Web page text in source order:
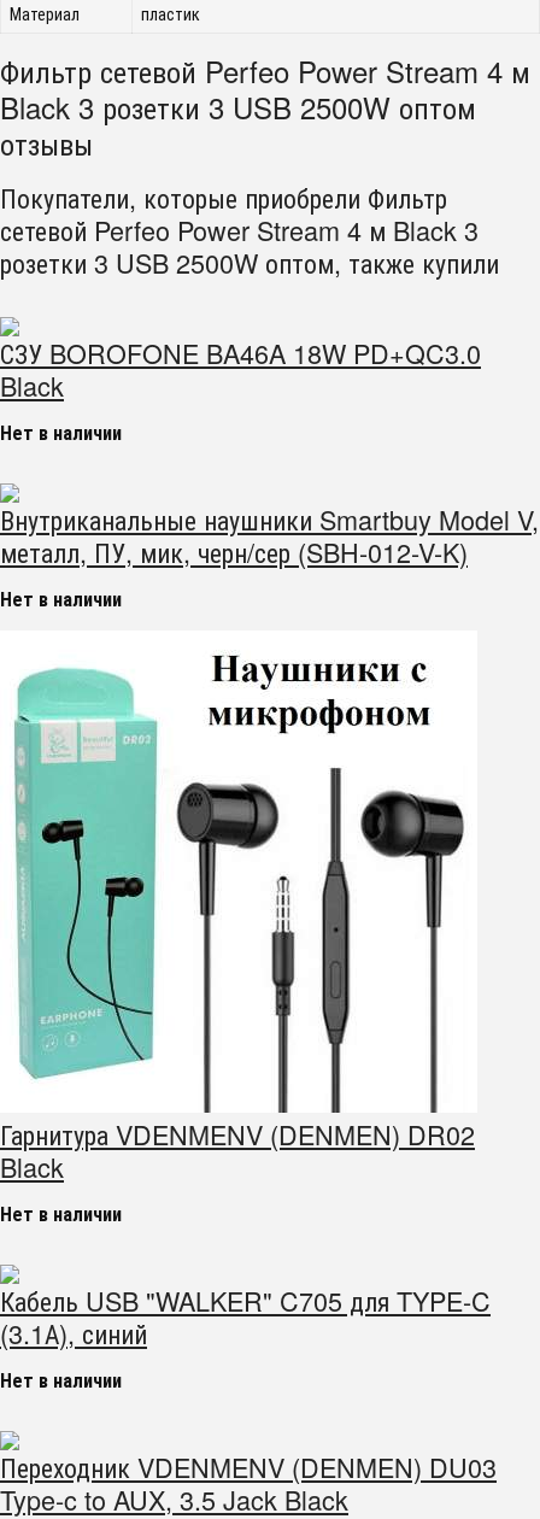
Материал пластик
Фильтр сетевой Perfeo Power Stream 4 м
Black 3 розетки 3 USB 2500W оптом
отзывы
Покупатели, которые приобрели Фильтр
сетевой Perfeo Power Stream 4 м Black 3
розетки 3 USB 2500W оптом, также купили
СЗУ BOROFONE BA46A 18W PD+QC3.0
Black
Нет в наличии
Внутриканальные наушники Smartbuy Model V,
металл, ПУ, мик, черн/сер (SBH-012-V-K)
Нет в наличии
Гарнитура VDENMENV (DENMEN) DR02
Black
Нет в наличии
Кабель USB "WALKER" C705 для TYPE-C
(3.1А), синий
Нет в наличии
Переходник VDENMENV (DENMEN) DU03
Type-c to AUX, 3.5 Jack Black